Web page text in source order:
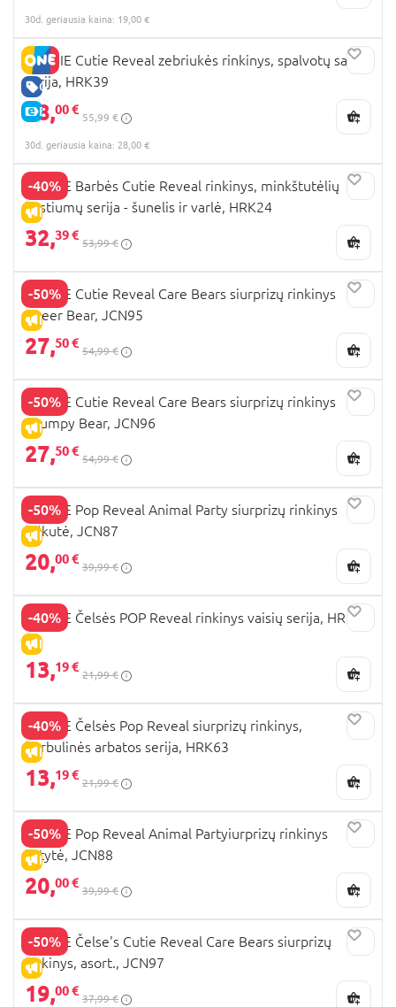
30d. geriausia kaina: 19,00 €
GERA KAINA
E-KAINA
BARBIE Cutie Reveal zebriukės rinkinys, spalvotų sapnų
serija, HRK39
28,00 €
55,99 €
30d. geriausia kaina: 28,00 €
-40%
IŠPARDAVIMAS
BARBIE Barbės Cutie Reveal rinkinys, minkštutėlių
kostiumų serija - šunelis ir varlė, HRK24
32,39 €
53,99 €
-50%
IŠPARDAVIMAS
BARBIE Cutie Reveal Care Bears siurprizų rinkinys
Cheer Bear, JCN95
27,50 €
54,99 €
-50%
IŠPARDAVIMAS
BARBIE Cutie Reveal Care Bears siurprizų rinkinys
Grumpy Bear, JCN96
27,50 €
54,99 €
-50%
IŠPARDAVIMAS
BARBIE Pop Reveal Animal Party siurprizų rinkinys
kiškutė, JCN87
20,00 €
39,99 €
-40%
IŠPARDAVIMAS
BARBIE Čelsės POP Reveal rinkinys vaisių serija, HRK58
13,19 €
21,99 €
-40%
IŠPARDAVIMAS
BARBIE Čelsės Pop Reveal siurprizų rinkinys,
burbulinės arbatos serija, HRK63
13,19 €
21,99 €
-50%
IŠPARDAVIMAS
BARBIE Pop Reveal Animal Partyiurprizų rinkinys
katytė, JCN88
20,00 €
39,99 €
-50%
IŠPARDAVIMAS
BARBIE Čelse's Cutie Reveal Care Bears siurprizų
rinkinys, asort., JCN97
19,00 €
37,99 €